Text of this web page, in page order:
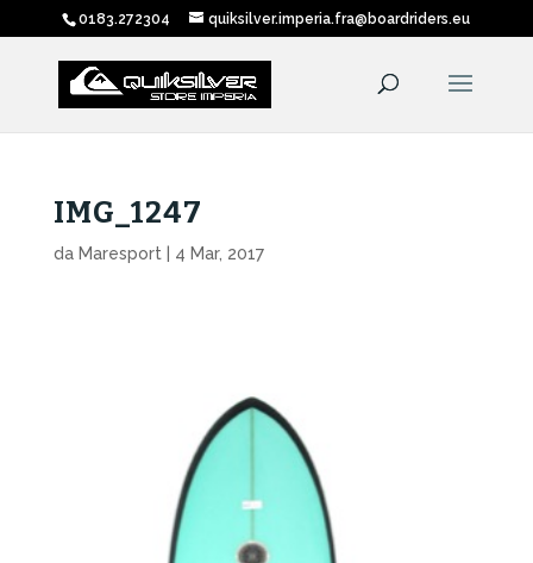
0183.272304 quiksilver.imperia.fra@boardriders.eu
IMG_1247
da Maresport 4 Mar, 2017